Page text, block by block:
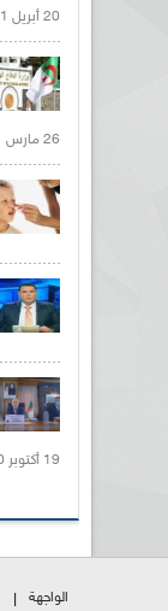
20 أبريل 2021 |
26 مارس 2021 |
19 أكتوبر 2020 |
الواجهة